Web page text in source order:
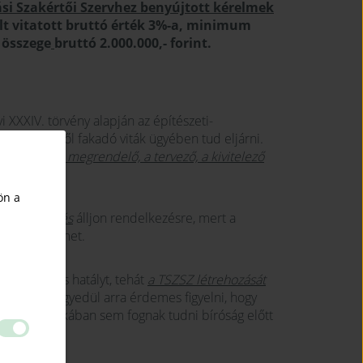
Szakértői Szervhez benyújtott kérelmek
vitatott bruttó érték 3%-a, minimum
bruttó 2.000.000,- forint.
XXXIV. törvény alapján az építészeti-
teljesítéséből fakadó viták ügyében tud eljárni.
kérheti
a megrendelő, a tervező, a kivitelező
szerződés álljon rendelkezésre, mert a
a kérelmet.
hatályt, tehát a TSZSZ létrehozását
. Egyedül arra érdemes figyelni, hogy
birtokában sem fognak tudni bíróság előtt
a